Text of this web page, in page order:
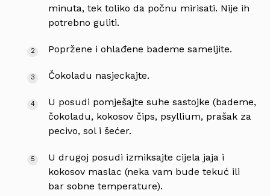
minuta, tek toliko da počnu mirisati. Nije ih
potrebno guliti.
Popržene i ohlađene bademe sameljite.
Čokoladu nasjeckajte.
U posudi pomješajte suhe sastojke (bademe,
čokoladu, kokosov čips, psyllium, prašak za
pecivo, sol i šećer.
U drugoj posudi izmiksajte cijela jaja i
kokosov maslac (neka vam bude tekuć ili
bar sobne temperature).